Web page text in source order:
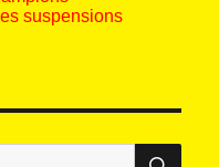
suspensions